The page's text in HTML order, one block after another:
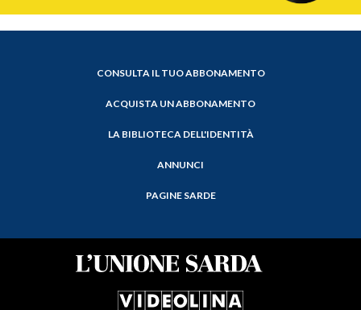
CONSULTA IL TUO ABBONAMENTO
ACQUISTA UN ABBONAMENTO
LA BIBLIOTECA DELL'IDENTITÀ
ANNUNCI
PAGINE SARDE